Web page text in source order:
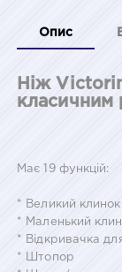
Опис
Ніж
класичним
Має 19 функцій:
* Великий клинок
* Маленький
* Відкривачка
* Штопор